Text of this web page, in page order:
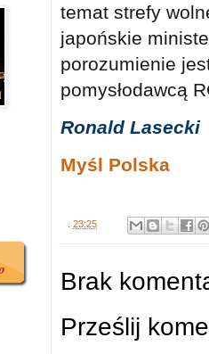
temat strefy
japońskie
porozumienie
pomysłodawcą
Ronald Lasecki
Myśl Polska
23:25
Brak
Prześlij